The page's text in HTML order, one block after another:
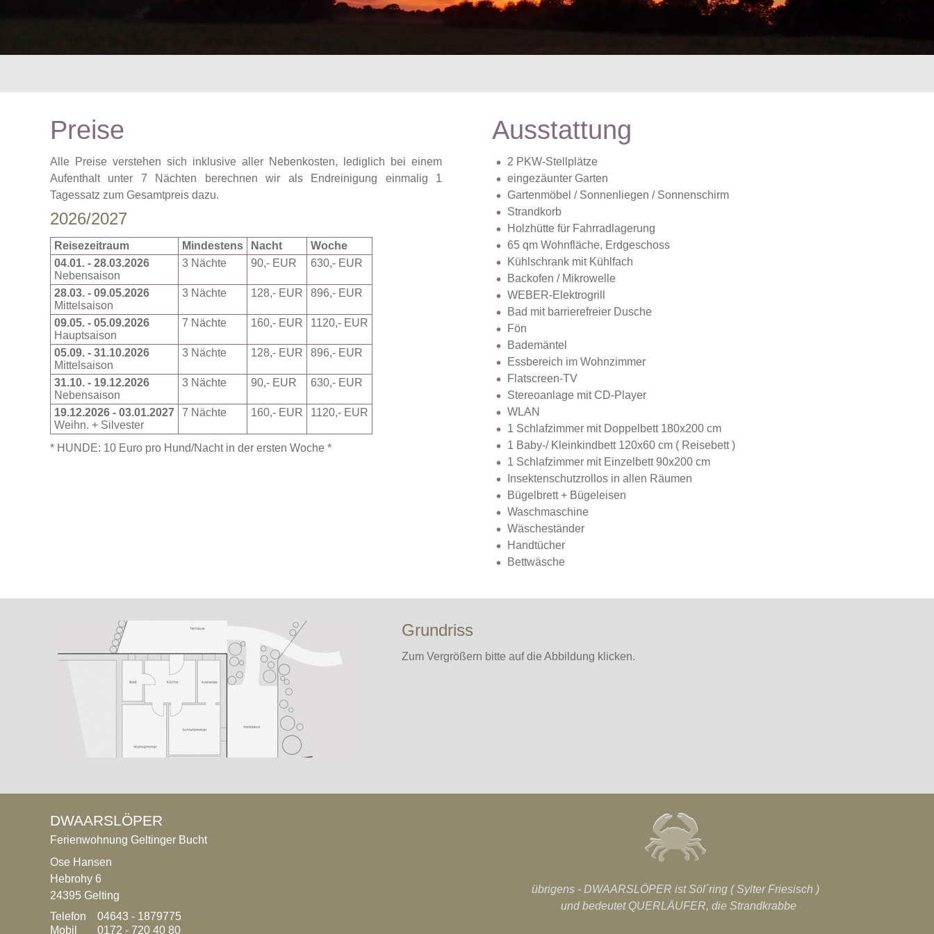
Preise
Alle Preise verstehen sich inklusive aller Nebenkosten, lediglich bei einem
Aufenthalt unter 7 Nächten berechnen wir als Endreinigung einmalig 1
Tagessatz zum Gesamtpreis dazu.
2026/2027
Reise­zeitraum Mindestens Nacht
Woche
04.01. - 28.03.2026
Nebensaison
3 Nächte 90,- EUR 630,- EUR
28.03. - 09.05.2026
Mittelsaison
3 Nächte 128,- EUR 896,- EUR
09.05. - 05.09.2026
Hauptsaison
7 Nächte 160,- EUR 1120,- EUR
05.09. - 31.10.2026
Mittelsaison
3 Nächte 128,- EUR 896,- EUR
31.10. - 19.12.2026
Nebensaison
3 Nächte 90,- EUR 630,- EUR
19.12.2026 - 03.01.2027
Weihn. + Silvester
7 Nächte 160,- EUR 1120,- EUR
* HUNDE: 10 Euro pro Hund/Nacht in der ersten Woche *
Ausstattung
2 PKW-Stellplätze
eingezäunter Garten
Gartenmöbel / Sonnenliegen / Sonnenschirm
Strandkorb
Holzhütte für Fahrradlagerung
65 qm Wohnfläche, Erdgeschoss
Kühlschrank mit Kühlfach
Backofen / Mikrowelle
WEBER-Elektrogrill
Bad mit barrierefreier Dusche
Fön
Bademäntel
Essbereich im Wohnzimmer
Flatscreen-TV
Stereoanlage mit CD-Player
WLAN
1 Schlafzimmer mit Doppelbett 180x200 cm
1 Baby-/ Kleinkindbett 120x60 cm ( Reisebett )
1 Schlafzimmer mit Einzelbett 90x200 cm
Insektenschutzrollos in allen Räumen
Bügelbrett + Bügeleisen
Waschmaschine
Wäscheständer
Handtücher
Bettwäsche
Grundriss
Zum Vergrößern bitte auf die Abbildung klicken.
DWAARSLÖPER
Ferienwohnung Geltinger Bucht
Ose Hansen
Hebrohy 6
24395 Gelting
Telefon
04643 - 1879775
Mobil
0172 - 720 40 80
übrigens - DWAARSLÖPER ist Söl´ring ( Sylter Friesisch )
und bedeutet QUERLÄUFER, die Strandkrabbe